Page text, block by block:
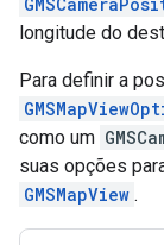
longitude do
Para definir a
como um
suas opções
GMSMapView .